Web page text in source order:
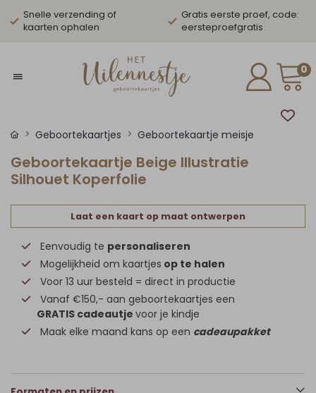
Snelle verzending of
kaarten ophalen
Gratis eerste proef, code:
eersteproefgratis
0
Geboortekaartjes Geboortekaartje meisje
Geboortekaartje Beige Illustratie
Silhouet Koperfolie
Laat een kaart op maat ontwerpen
Eenvoudig te personaliseren
Mogelijkheid om kaartjes op te halen
Voor 13 uur besteld = direct in productie
Vanaf €150,- aan geboortekaartjes een
GRATIS cadeautje voor je kindje
Maak elke maand kans op een cadeaupakket